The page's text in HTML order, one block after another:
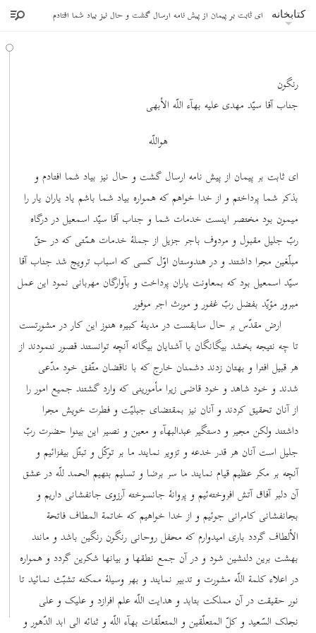
کتابخانه ای ثابت بر پیمان از پیش نامه ارسال گشت و حال نیز بیاد شما افتادم
رنگون
جناب آقا سیّد مهدی علیه بهآء اللّه الأبهی
هواللّه
ای ثابت بر پیمان از پیش نامه ارسال گشت و حال نیز بیاد شما افتادم و
بذکر شما پرداختم و از خدا خواهم که همواره بیاد شما باشم یاد یاران یار را
میمون بود مختصر اینست خدمات شما و جناب آقا سیّد اسمعیل در درگاه
ربّ جلیل مقبول و مردوف باجر جزیل از جملۀ خدمات همّتی که در حقّ
مبلّغین مجرا داشتند و در هندوستان اوّل کسی که اسباب ترویج شد جناب آقا
سیّد اسمعیل بود که بمعاونت یاران پرداخت و بآوارگان مهربانی نمود این عمل
مبرور مؤیّد بفضل ربّ غفور و مورث اجر موفور
ارض مقدّس بر حال سابقست در مدینۀ کبیره هنوز این کار در مشورتست
تا چه نتیجه بخشد بیگانگان با آشنایان بیگانه آنچه توانستند قصور ننمودند از
هر قبیل افترا و بهتان زدند دشمنان خارج که با ناقضان متّفق خود مدّعی
شدند و خود شاهد و خود قاضی زیرا مأمورینی که وارد گشتند جمیع امور را
از آنان تحقیق کردند و آنان نیز بمقتضای جبلیّت و فطرت خویش مجرا
داشتند ولکن مجیر و دستگیر عبدالبهآء و معین و نصیر این بینوا حضرت ربّ
جلیل است آنان هر قدر خدعه و تزویر نمایند ما بر توکّل و تبتّل بیفزائیم و
آنچه بر مکر عظیم قیام نمایند ما سر برضا و تسلیم بنهیم الحمد للّه در عشق
آن دلبر آفاق آتش افروخته‌ئیم و پروانۀ جانسوخته آرزوی جانفشانی داریم و
بجانفشانی کامرانی جوئیم و از خدا خواهیم که خاتمة المطاف فاتحة
الألطاف گردد باری امیدوارم که محفل روحانی رنگون رنگین باشد و مانند
بهشت برین دلنشین شود و در آن جمع نطقها و بیانها شکرین گردد و همواره
در اعلاء کلمة اللّه مشورت و تدبیر نمایند و بهر وسیلۀ ممکنه تشبّث نمائید تا
نور حقیقت در آن مملکت بتابد و هدایت اللّه علم افرازد و علیک و علی
نجلک السّعید و کلّ المتعلّقین و المتعلّقات بهآء اللّه و ثنائه الی ابد الدّهور و